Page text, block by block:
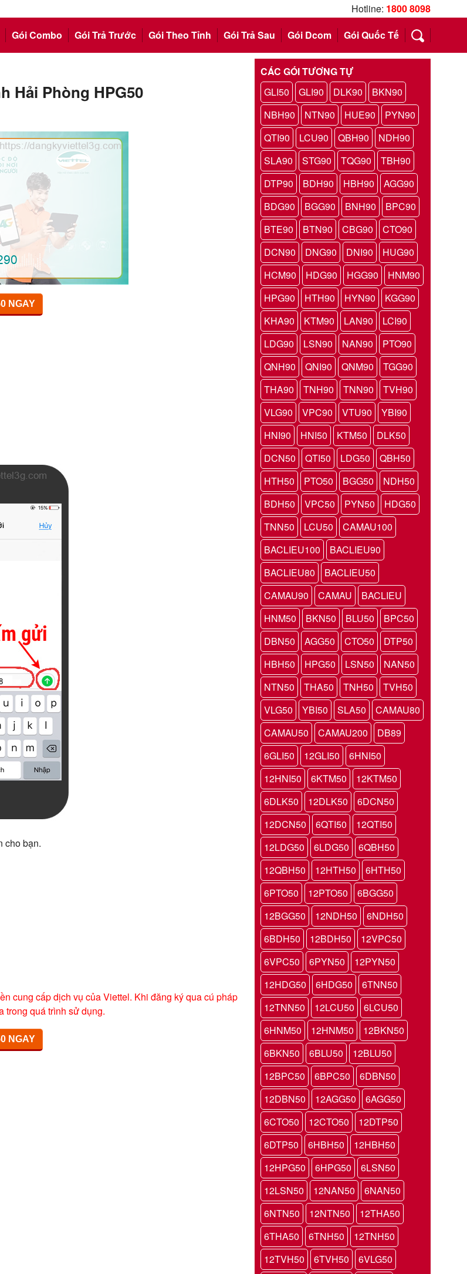
Hotline: 1800 8098
Gói Combo Gói Trả Trước Gói Theo Tỉnh Gói Trả Sau Gói Dcom Gói Quốc Tế
Hải Phòng HPG50
NGAY
cho bạn.
cung cấp dịch vụ của Viettel. Khi đăng ký qua cú pháp
trong quá trình sử dụng.
NGAY
CÁC GÓI TƯƠNG TỰ
GLI50
GLI90 DLK90
BKN90
NBH90
NTN90 HUE90
PYN90
QTI90
LCU90 QBH90
NDH90
SLA90
STG90 TQG90
TBH90
DTP90
BDH90 HBH90
AGG90
BDG90
BGG90 BNH90
BPC90
BTE90
BTN90 CBG90
CTO90
DCN90
DNG90 DNI90
HUG90
HCM90
HDG90 HGG90
HNM90
HPG90
HTH90 HYN90
KGG90
KHA90
KTM90 LAN90
LCI90
LDG90
LSN90 NAN90
PTO90
QNH90
QNI90 QNM90
TGG90
THA90
TNH90 TNN90
TVH90
VLG90
VPC90 VTU90
YBI90
HNI90
HNI50 KTM50
DLK50
DCN50
QTI50 LDG50
QBH50
HTH50
PTO50 BGG50
NDH50
BDH50
VPC50 PYN50
HDG50
TNN50
LCU50
CAMAU100
BACLIEU100
BACLIEU90
BACLIEU80
BACLIEU50
CAMAU90
CAMAU
BACLIEU
HNM50
BKN50 BLU50
BPC50
DBN50
AGG50 CTO50
DTP50
HBH50
HPG50 LSN50
NAN50
NTN50
THA50 TNH50
TVH50
VLG50
YBI50 SLA50
CAMAU80
CAMAU50
CAMAU200
DB89
6GLI50
12GLI50
6HNI50
12HNI50
6KTM50
12KTM50
6DLK50
12DLK50
6DCN50
12DCN50
6QTI50
12QTI50
12LDG50
6LDG50
6QBH50
12QBH50
12HTH50
6HTH50
6PTO50
12PTO50
6BGG50
12BGG50
12NDH50
6NDH50
6BDH50
12BDH50
12VPC50
6VPC50
6PYN50
12PYN50
12HDG50
6HDG50
6TNN50
12TNN50
12LCU50
6LCU50
6HNM50
12HNM50
12BKN50
6BKN50
6BLU50
12BLU50
12BPC50
6BPC50
6DBN50
12DBN50
12AGG50
6AGG50
6CTO50
12CTO50
12DTP50
6DTP50
6HBH50
12HBH50
12HPG50
6HPG50
6LSN50
12LSN50
12NAN50
6NAN50
6NTN50
12NTN50
12THA50
6THA50
6TNH50
12TNH50
12TVH50
6TVH50
6VLG50